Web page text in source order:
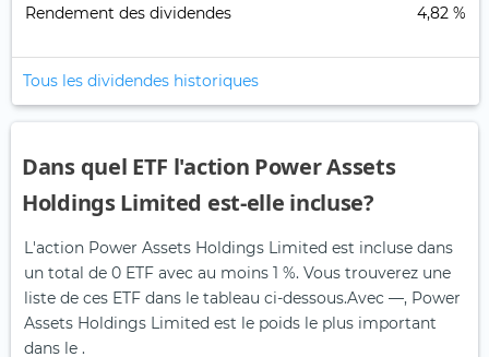
Rendement des dividendes 4,82 %
Tous les dividendes historiques
Dans quel ETF l'action Power Assets
Holdings Limited est-elle incluse?
L'action Power Assets Holdings Limited est incluse dans
un total de 0 ETF avec au moins 1 %. Vous trouverez une
liste de ces ETF dans le tableau ci-dessous.Avec —, Power
Assets Holdings Limited est le poids le plus important
dans le .